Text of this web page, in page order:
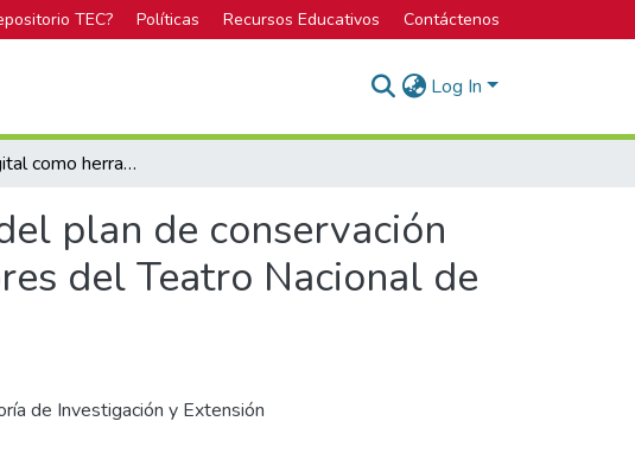
TEC? Políticas Recursos Educativos Contáctenos
Log In
Gemelo digital como herramienta de gestión del plan de conservación programada: Caso de estudio: foyer y fumadores del Teatro Nacional de Costa Rica
plan de conservación
del Teatro Nacional de
de Investigación y Extensión